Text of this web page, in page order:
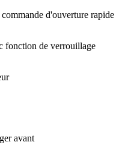
d'ouverture rapide
fonction de verrouillage
avant